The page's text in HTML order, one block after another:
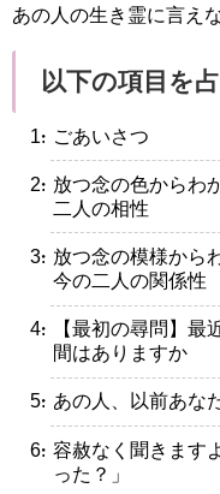
あの人の生き霊に言え
以下の項目を
・ごあいさつ
・放つ念の色からわ
二人の相性
・放つ念の模様から
今の二人の関係性
・【最初の尋問】最
間はありますか
・あの人、以前あな
・容赦なく聞きます
った？」